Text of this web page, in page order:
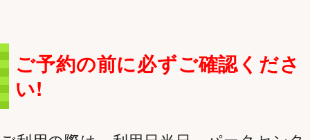
ご予約の前に必ずご確認くださ
い!